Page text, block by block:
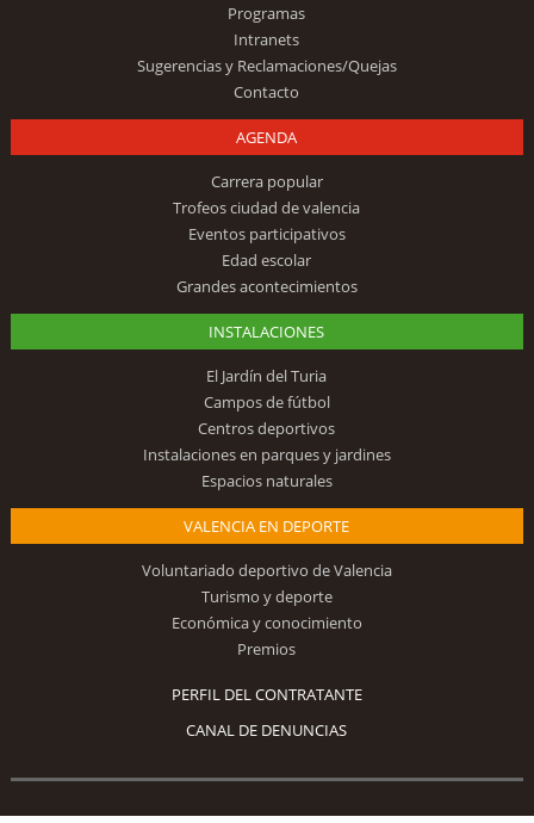
Programas
Intranets
Sugerencias y Reclamaciones/Quejas
Contacto
AGENDA
Carrera popular
Trofeos ciudad de valencia
Eventos participativos
Edad escolar
Grandes acontecimientos
INSTALACIONES
El Jardín del Turia
Campos de fútbol
Centros deportivos
Instalaciones en parques y jardines
Espacios naturales
VALENCIA EN DEPORTE
Voluntariado deportivo de Valencia
Turismo y deporte
Económica y conocimiento
Premios
PERFIL DEL CONTRATANTE
CANAL DE DENUNCIAS